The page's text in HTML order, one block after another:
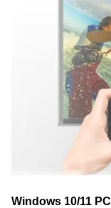
Windows 10/11